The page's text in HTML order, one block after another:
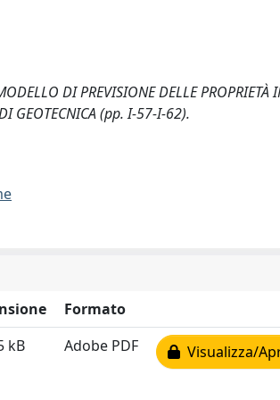
DI PREVISIONE DELLE PROPRIETÀ
GEOTECNICA (pp. I-57-I-62).
Formato
kB
Adobe PDF Visualizza/